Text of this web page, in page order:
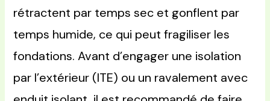
rétractent par temps sec et gonflent par
temps humide, ce qui peut fragiliser les
fondations. Avant d’engager une isolation
par l’extérieur (ITE) ou un ravalement avec